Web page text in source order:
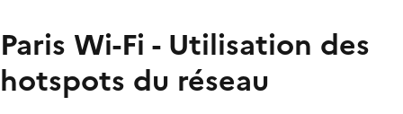
Paris Wi-Fi - Utilisation des
hotspots du réseau